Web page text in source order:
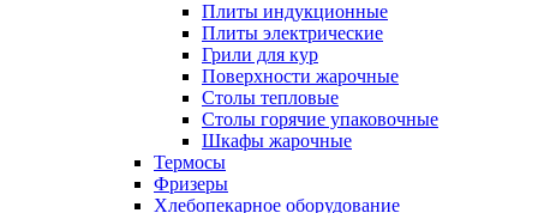
Плиты индукционные
Плиты электрические
Грили для кур
Поверхности жарочные
Столы тепловые
Столы горячие упаковочные
Шкафы жарочные
Термосы
Фризеры
Хлебопекарное оборудование